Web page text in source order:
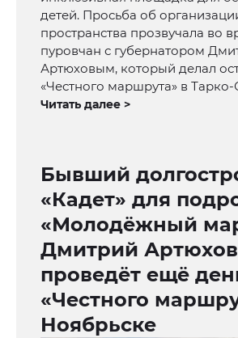
детей. Просьба об
пространства прозвучала во
пуровчан с губернатором
Артюховым, который делал
«Честного маршрута» в Тарко-
Читать далее >
Бывший
«Кадет» для
«Молодёжный
Дмитрий Артюхов
проведёт ещё
«Честного
Ноябрьске